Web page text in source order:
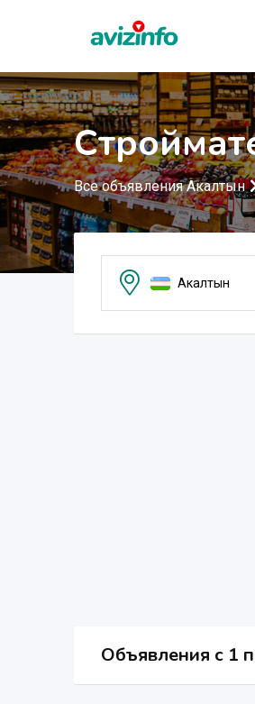
Все объявления Акалтын
Акалтын
Объявления c 1